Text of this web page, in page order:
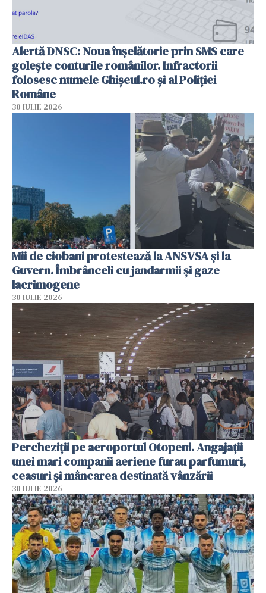
Alertă DNSC: Noua înșelătorie prin SMS care
golește conturile românilor. Infractorii
folosesc numele Ghișeul.ro și al Poliției
Române
30 IULIE 2026
Mii de ciobani protestează la ANSVSA și la
Guvern. Îmbrânceli cu jandarmii și gaze
lacrimogene
30 IULIE 2026
Percheziții pe aeroportul Otopeni. Angajații
unei mari companii aeriene furau parfumuri,
ceasuri și mâncarea destinată vânzării
30 IULIE 2026